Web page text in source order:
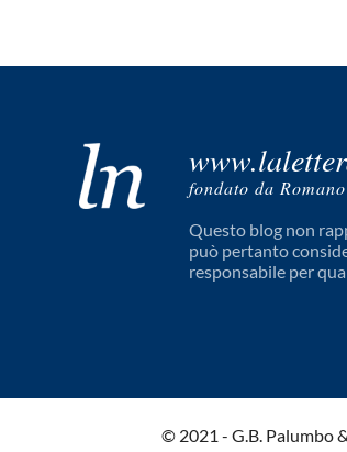
fondato da
Questo blog non
può pertanto
responsabile per
© 2021 - G.B. Palumbo